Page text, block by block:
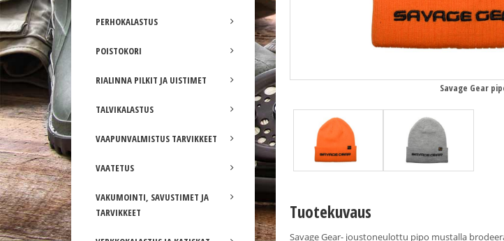
PERHOKALASTUS
POISTOKORI
RIALINNA PILKIT JA UISTIMET
TALVIKALASTUS
VAAPUNVALMISTUS TARVIKKEET
VAATETUS
VAKUMOINTI, SAVUSTIMET JA
TARVIKKEET
Savage Gear pipo Savage Gear
Tuotekuvaus
Savage Gear- joustoneulottu pipo mustalla